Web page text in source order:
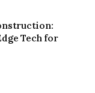
Tech for